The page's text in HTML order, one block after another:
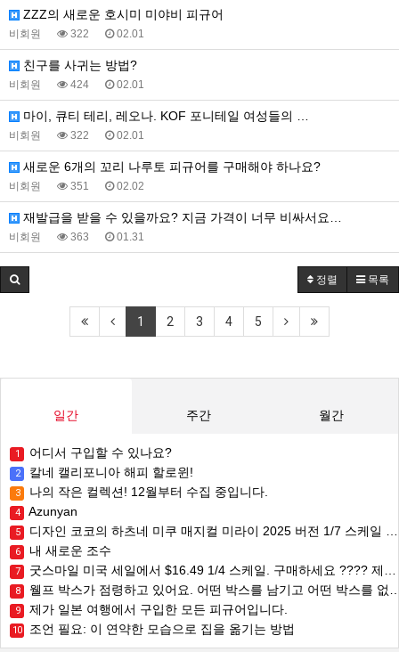
ZZZ의 새로운 호시미 미야비 피규어
비회원 322 02.01
친구를 사귀는 방법?
비회원 424 02.01
마이, 큐티 테리, 레오나. KOF 포니테일 여성들의 …
비회원 322 02.01
새로운 6개의 꼬리 나루토 피규어를 구매해야 하나요?
비회원 351 02.02
재발급을 받을 수 있을까요? 지금 가격이 너무 비싸서요…
비회원 363 01.31
정렬 목록
1 2 3 4 5
일간 주간 월간
1 어디서 구입할 수 있나요?
2 칼네 캘리포니아 해피 할로윈!
3 나의 작은 컬렉션! 12월부터 수집 중입니다.
4 Azunyan
5 디자인 코코의 하츠네 미쿠 매지컬 미라이 2025 버전 1/7 스케일 피규어를 소개합니다!
6 내 새로운 조수
7 굿스마일 미국 세일에서 $16.49 1/4 스케일. 구매하세요 ???? 제가 가장 좋아하는 1/4 스케일 중 하나이며 정가를 지불했습니다! 그녀에게 집을 선물하세요!
8 웰프 박스가 점령하고 있어요. 어떤 박스를 남기고 어떤 박스를 없앨지 결정할 시간이에요. 여러분은 모든 박스를 보관하시나요 아니면 일부는 버리시나요?
9 제가 일본 여행에서 구입한 모든 피규어입니다.
10 조언 필요: 이 연약한 모습으로 집을 옮기는 방법